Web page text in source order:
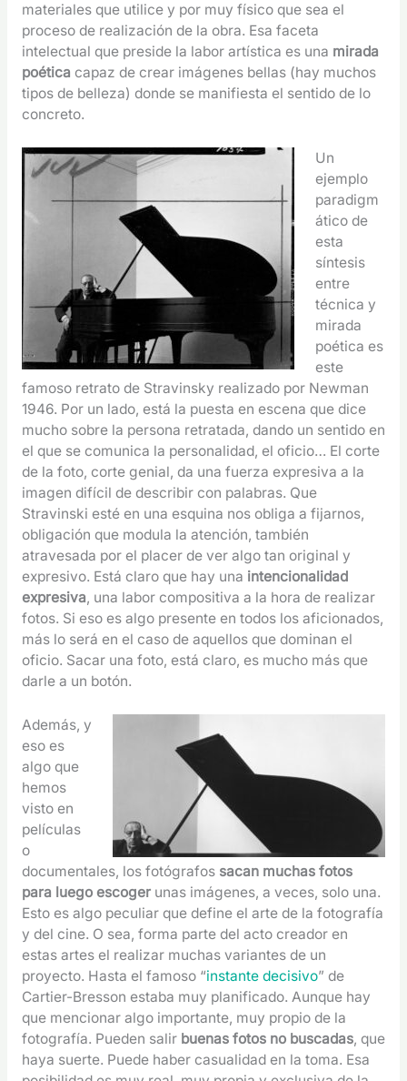
materiales que utilice y por muy físico que sea el
proceso de realización de la obra. Esa faceta
intelectual que preside la labor artística es una mirada
poética capaz de crear imágenes bellas (hay muchos
tipos de belleza) donde se manifiesta el sentido de lo
concreto.
Un
ejemplo
paradigm
ático de
esta
síntesis
entre
técnica y
mirada
poética es
este
famoso retrato de Stravinsky realizado por Newman
1946. Por un lado, está la puesta en escena que dice
mucho sobre la persona retratada, dando un sentido en
el que se comunica la personalidad, el oficio… El corte
de la foto, corte genial, da una fuerza expresiva a la
imagen difícil de describir con palabras. Que
Stravinski esté en una esquina nos obliga a fijarnos,
obligación que modula la atención, también
atravesada por el placer de ver algo tan original y
expresivo. Está claro que hay una intencionalidad
expresiva, una labor compositiva a la hora de realizar
fotos. Si eso es algo presente en todos los aficionados,
más lo será en el caso de aquellos que dominan el
oficio. Sacar una foto, está claro, es mucho más que
darle a un botón.
Además, y
eso es
algo que
hemos
visto en
películas
o
documentales, los fotógrafos sacan muchas fotos
para luego escogerunas imágenes, a veces, solo una.
Esto es algo peculiar que define el arte de la fotografía
y del cine. O sea, forma parte del acto creador en
estas artes el realizar muchas variantes de un
proyecto. Hasta el famoso “instante decisivo” de
Cartier-Bresson estaba muy planificado. Aunque hay
que mencionar algo importante, muy propio de la
fotografía. Pueden salir buenas fotos no buscadas, que
haya suerte. Puede haber casualidad en la toma. Esa